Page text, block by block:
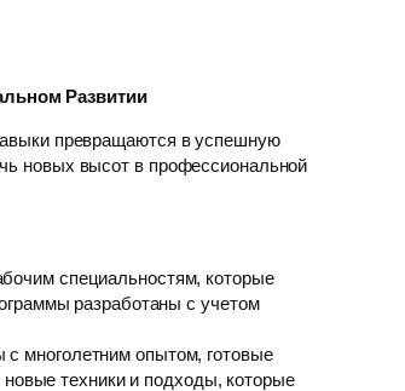
Развитии
превращаются в успешную
новых высот в профессиональной
специальностям, которые
разработаны с учетом
многолетним опытом, готовые
техники и подходы, которые